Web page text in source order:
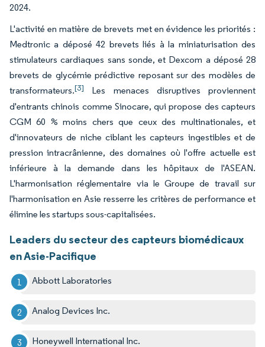
2024.
L'activité en matière de brevets met en évidence les priorités :
Medtronic a déposé 42 brevets liés à la miniaturisation des
stimulateurs cardiaques sans sonde, et Dexcom a déposé 28
brevets de glycémie prédictive reposant sur des modèles de
transformateurs.[3]
Les menaces disruptives proviennent
d'entrants chinois comme Sinocare, qui propose des capteurs
CGM 60 % moins chers que ceux des multinationales, et
d'innovateurs de niche ciblant les capteurs ingestibles et de
pression intracrânienne, des domaines où l'offre actuelle est
inférieure à la demande dans les hôpitaux de l'ASEAN.
L'harmonisation réglementaire via le Groupe de travail sur
l'harmonisation en Asie resserre les critères de performance et
élimine les startups sous-capitalisées.
Leaders du secteur des capteurs biomédicaux
en Asie-Pacifique
Abbott Laboratories
Analog Devices Inc.
Honeywell International Inc.